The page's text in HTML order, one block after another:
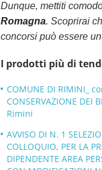
Dunque, mettiti
Romagna. Scoprirai
concorsi può essere
I prodotti più di
COMUNE DI RIMINI_
CONSERVAZIONE
Rimini
AVVISO DI N. 1
COLLOQUIO, PER LA
DIPENDENTE AREA